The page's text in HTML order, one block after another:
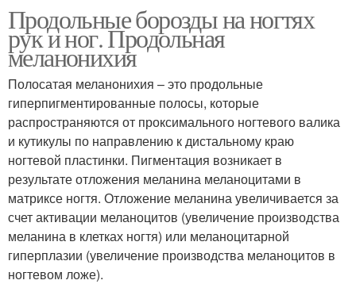
Продольные борозды на ногтях
рук и ног. Продольная
меланонихия
Полосатая меланонихия – это продольные
гиперпигментированные полосы, которые
распространяются от проксимального ногтевого валика
и кутикулы по направлению к дистальному краю
ногтевой пластинки. Пигментация возникает в
результате отложения меланина меланоцитами в
матриксе ногтя. Отложение меланина увеличивается за
счет активации меланоцитов (увеличение производства
меланина в клетках ногтя) или меланоцитарной
гиперплазии (увеличение производства меланоцитов в
ногтевом ложе).